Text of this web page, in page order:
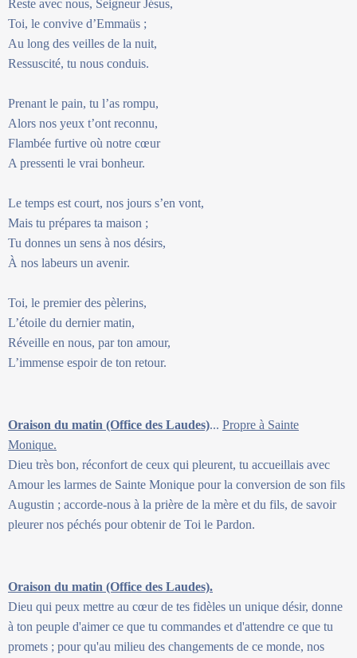
Reste avec nous, Seigneur Jésus,
Toi, le convive d’Emmaüs ;
Au long des veilles de la nuit,
Ressuscité, tu nous conduis.
Prenant le pain, tu l’as rompu,
Alors nos yeux t’ont reconnu,
Flambée furtive où notre cœur
A pressenti le vrai bonheur.
Le temps est court, nos jours s’en vont,
Mais tu prépares ta maison ;
Tu donnes un sens à nos désirs,
À nos labeurs un avenir.
Toi, le premier des pèlerins,
L’étoile du dernier matin,
Réveille en nous, par ton amour,
L’immense espoir de ton retour.
Oraison du matin (Office des Laudes)... Propre à Sainte
Monique.
Dieu très bon, réconfort de ceux qui pleurent, tu accueillais avec
Amour les larmes de Sainte Monique pour la conversion de son fils
Augustin ; accorde-nous à la prière de la mère et du fils, de savoir
pleurer nos péchés pour obtenir de Toi le Pardon.
Oraison du matin (Office des Laudes).
Dieu qui peux mettre au cœur de tes fidèles un unique désir, donne
à ton peuple d'aimer ce que tu commandes et d'attendre ce que tu
promets ; pour qu'au milieu des changements de ce monde, nos